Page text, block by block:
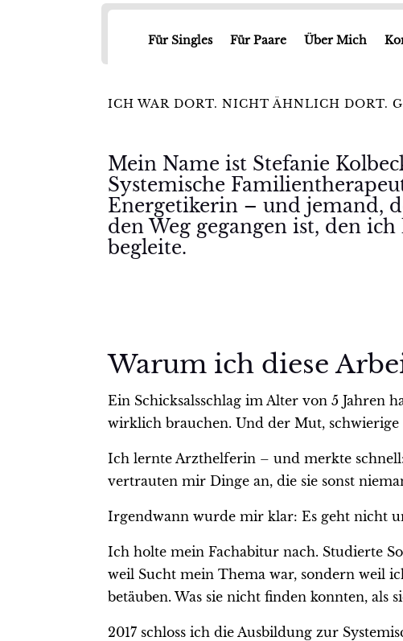
Für Singles Für Paare Über Mich
ICH WAR DORT. NICHT ÄHNLICH DORT.
Mein Name ist Stefanie
Systemische
Energetikerin – und jemand,
den Weg gegangen ist, den ich
begleite.
Warum ich diese
Ein Schicksalsschlag im Alter von 5 Jahren
wirklich brauchen. Und der Mut,
Ich lernte Arzthelferin – und merkte
vertrauten mir Dinge an, die sie sonst
Irgendwann wurde mir klar: Es geht nicht
Ich holte mein Fachabitur nach. Studierte
weil Sucht mein Thema war, sondern weil
betäuben. Was sie nicht finden konnten, als
2017 schloss ich die Ausbildung zur